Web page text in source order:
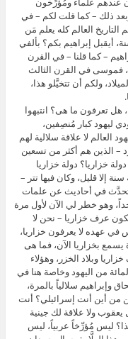
ذلك – كما قلت لكم – في
العالم كله يعلم مَن
أيقبل إبراهيم بكم؟ بألفي
– كما قلنا – في القرن
فموسى في القرن الثالث
ولكم أن تتخيَّلو هذا،
هل تعرفون ما هى؟ انتبهوا
ليهود كبار مُنصِفين،
لا علاقة سلالية لهم
– الذين هم أكثر من تسعين
خزاريا؟ دولة خزاريا
إلا قليل، وكان فيها تتر –
يتحدَّث في أحاديث عن علمات
وهو خطر لي الآن لأول مرة
عرف خزاريا – نحن لا
عهده لا يعرفون خزاريا،
بخزاريا الآن، فما هى
وبلاد الخزر، وهؤلاء
من اليهود وخاصة هنا في
سلالياً بالمرة،
من أين أنت إسرائيلي؟ أنت
ولا علاقة لك جينية
ليس مُؤرِّخاً عربياً، ليس